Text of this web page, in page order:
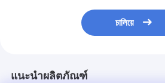
চালিয়ে
แนะนำผลิตภัณฑ์